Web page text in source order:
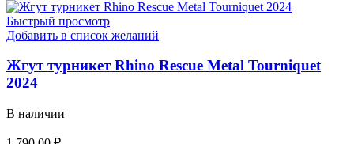
Быстрый просмотр
Добавить в список желаний
Жгут турникет Rhino Rescue Metal Tourniquet
2024
В наличии